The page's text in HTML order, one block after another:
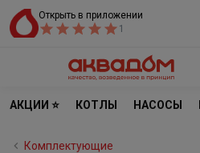
Открыть в приложении
1
АКЦИИ ⭐ КОТЛЫ НАСОСЫ
Комплектующие